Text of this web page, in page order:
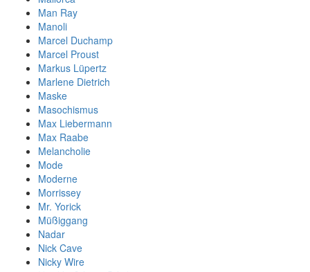
Man Ray
Manoli
Marcel Duchamp
Marcel Proust
Markus Lüpertz
Marlene Dietrich
Maske
Masochismus
Max Liebermann
Max Raabe
Melancholie
Mode
Moderne
Morrissey
Mr. Yorick
Müßiggang
Nadar
Nick Cave
Nicky Wire